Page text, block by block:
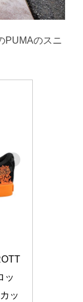
PUMAのスニ
ッ
ッ